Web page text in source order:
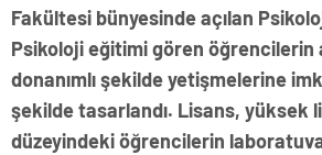
Fakültesi bünyesinde açılan
Psikoloji eğitimi gören öğrencilerin
donanımlı şekilde yetişmelerine
şekilde tasarlandı. Lisans, yüksek
düzeyindeki öğrencilerin